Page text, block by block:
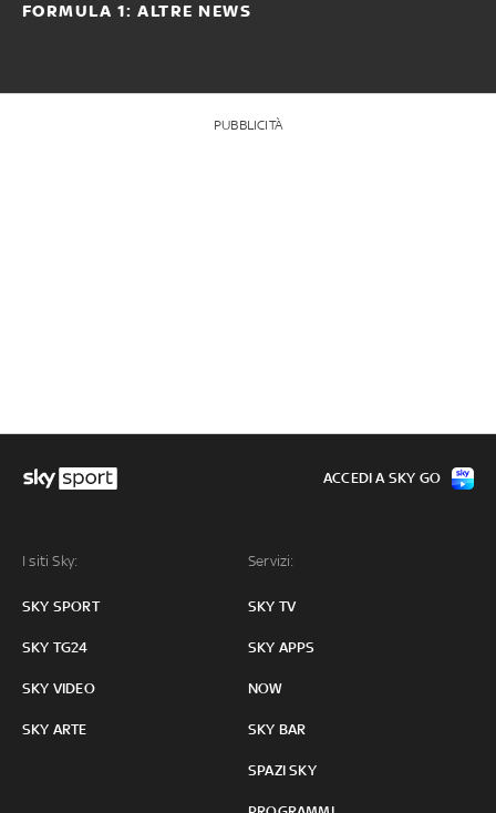
FORMULA 1: ALTRE NEWS
PUBBLICITÀ
I siti Sky:
SKY SPORT
SKY TG24
SKY VIDEO
SKY ARTE
Servizi:
SKY TV
SKY APPS
NOW
SKY BAR
SPAZI SKY
ACCEDI A SKY GO